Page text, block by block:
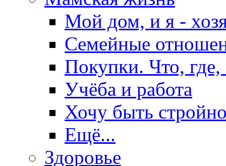
Мой дом, и я -
Семейные
Покупки. Что, где,
Учёба и работа
Хочу быть
Ещё...
Здоровье